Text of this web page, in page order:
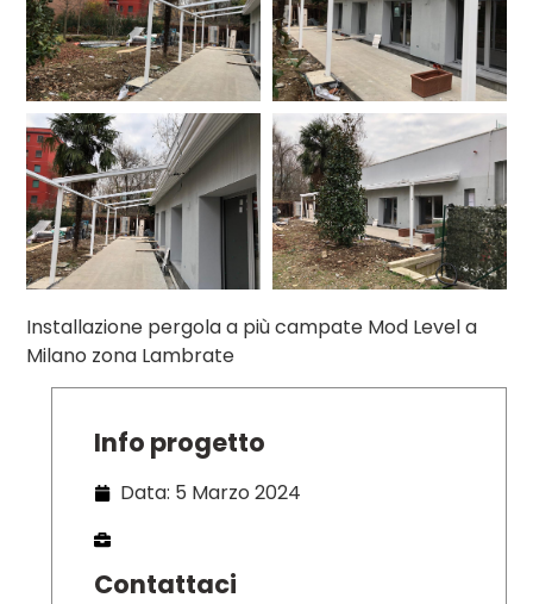
Installazione pergola a più campate Mod Level a
Milano zona Lambrate
Info progetto
Data: 5 Marzo 2024
Contattaci